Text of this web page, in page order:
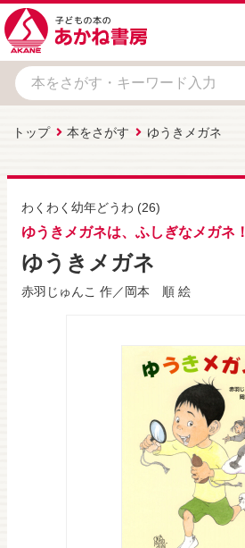
トップ 本をさがす ゆうきメガネ
わくわく幼年どうわ (26)
ゆうきメガネは、ふしぎなメガネ！
ゆうきメガネ
赤羽じゅんこ 作／岡本 順 絵